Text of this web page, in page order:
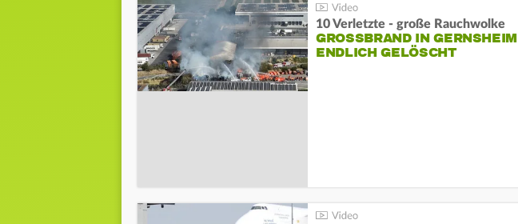
10 Verletzte - große Rauchwolke
GROSSBRAND IN GERNSHEIM E
NDLICH GELÖSCHT